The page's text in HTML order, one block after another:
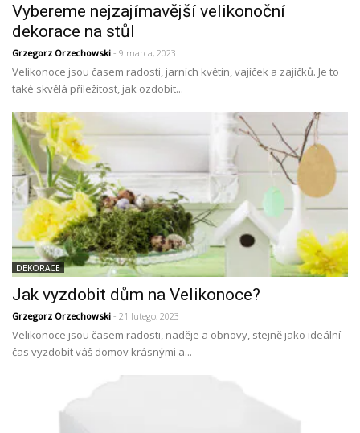
Vybereme nejzajímavější velikonoční
dekorace na stůl
Grzegorz Orzechowski - 9 marca, 2023
Velikonoce jsou časem radosti, jarních květin, vajíček a zajíčků. Je to
také skvělá příležitost, jak ozdobit...
DEKORACE
Jak vyzdobit dům na Velikonoce?
Grzegorz Orzechowski - 21 lutego, 2023
Velikonoce jsou časem radosti, naděje a obnovy, stejně jako ideální
čas vyzdobit váš domov krásnými a...